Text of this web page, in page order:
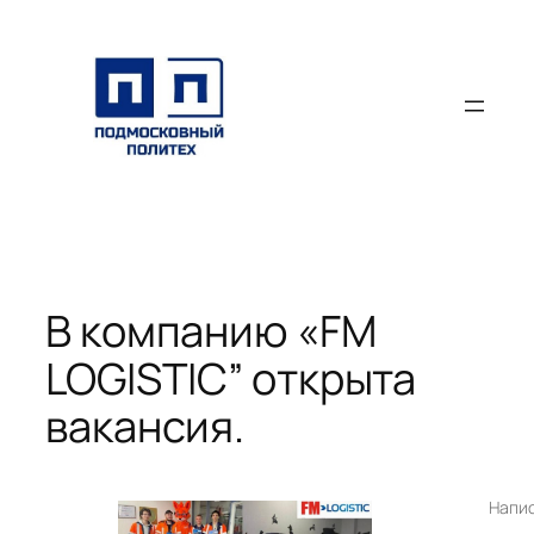
содержимому
В компанию «FM
LOGISTIC” открыта
вакансия.